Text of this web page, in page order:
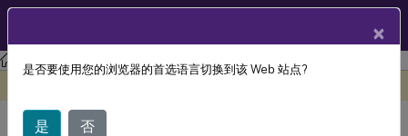
Citrix Virtual Apps and Desktops 7 2203 LTSR
应用程序
×
是否要使用您的浏览器的首选语言切换到该 Web 站点?
是 否